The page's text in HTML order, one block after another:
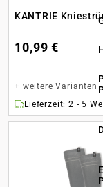
KANTRIE
10,99 €
+ weitere Varianten
Lieferzeit: 2 - 5